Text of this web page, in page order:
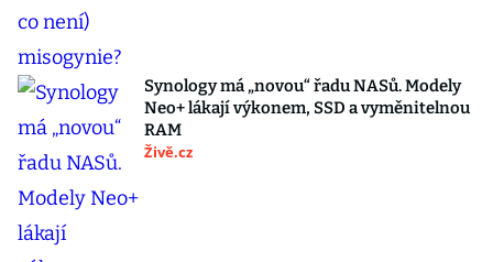
Synology má „novou“ řadu NASů. Modely
Neo+ lákají výkonem, SSD a vyměnitelnou
RAM
Živě.cz